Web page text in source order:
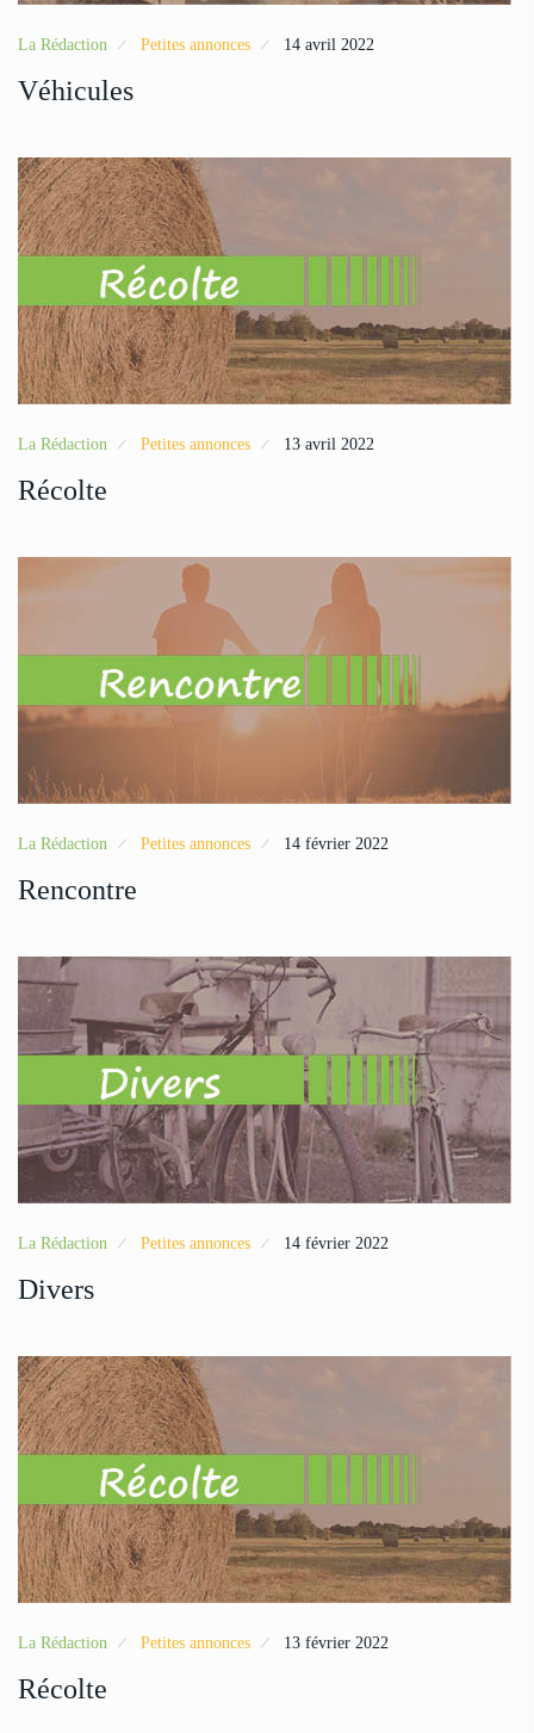
La Rédaction Petites annonces 14 avril 2022
Véhicules
La Rédaction Petites annonces 13 avril 2022
Récolte
La Rédaction Petites annonces 14 février 2022
Rencontre
La Rédaction Petites annonces 14 février 2022
Divers
La Rédaction Petites annonces 13 février 2022
Récolte